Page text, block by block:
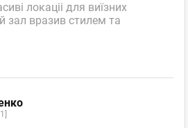
локаціі для виїзних
зал вразив стилем та